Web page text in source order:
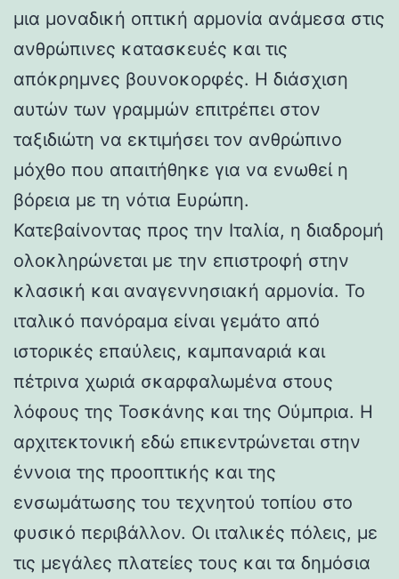
μια μοναδική οπτική αρμονία ανάμεσα στις
ανθρώπινες κατασκευές και τις
απόκρημνες βουνοκορφές. Η διάσχιση
αυτών των γραμμών επιτρέπει στον
ταξιδιώτη να εκτιμήσει τον ανθρώπινο
μόχθο που απαιτήθηκε για να ενωθεί η
βόρεια με τη νότια Ευρώπη.
Κατεβαίνοντας προς την Ιταλία, η διαδρομή
ολοκληρώνεται με την επιστροφή στην
κλασική και αναγεννησιακή αρμονία. Το
ιταλικό πανόραμα είναι γεμάτο από
ιστορικές επαύλεις, καμπαναριά και
πέτρινα χωριά σκαρφαλωμένα στους
λόφους της Τοσκάνης και της Ούμπρια. Η
αρχιτεκτονική εδώ επικεντρώνεται στην
έννοια της προοπτικής και της
ενσωμάτωσης του τεχνητού τοπίου στο
φυσικό περιβάλλον. Οι ιταλικές πόλεις, με
τις μεγάλες πλατείες τους και τα δημόσια